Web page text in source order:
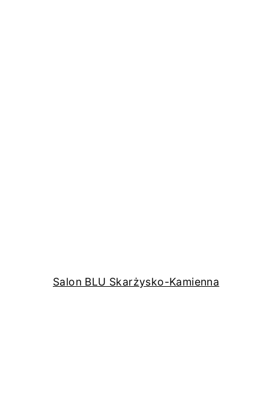
Salon BLU Skarżysko-Kamienna